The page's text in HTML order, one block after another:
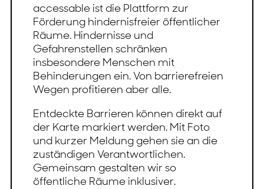
accessable ist die Plattform zur
Förderung hindernisfreier öffentlicher
Räume. Hindernisse und
Gefahrenstellen schränken
insbesondere Menschen mit
Behinderungen ein. Von barrierefreien
Wegen profitieren aber alle.
Entdeckte Barrieren können direkt auf
der Karte markiert werden. Mit Foto
und kurzer Meldung gehen sie an die
zuständigen Verantwortlichen.
Gemeinsam gestalten wir so
öffentliche Räume inklusiver.